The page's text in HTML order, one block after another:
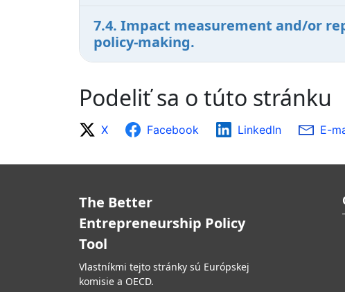
7.4. Impact measurement and/or
policy-making.
Podeliť sa o túto stránku
X Facebook LinkedIn E-
The Better
Entrepreneurship Policy
Tool
Vlastníkmi tejto stránky sú Európskej
komisie a OECD.